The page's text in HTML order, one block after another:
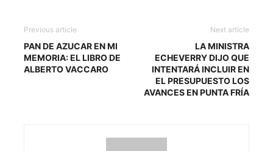
Previous article
PAN DE AZUCAR EN MI
MEMORIA: EL LIBRO DE
ALBERTO VACCARO
Next article
LA MINISTRA
ECHEVERRY DIJO QUE
INTENTARÁ INCLUIR EN
EL PRESUPUESTO LOS
AVANCES EN PUNTA FRÍA